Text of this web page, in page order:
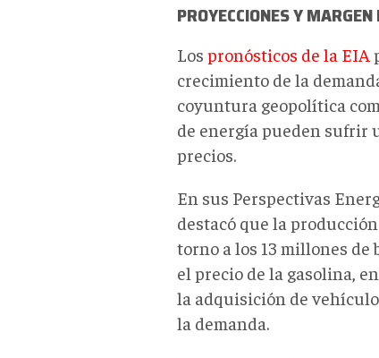
PROYECCIONES Y
Los pronósticos de la EIA
crecimiento de la
coyuntura geopolítica
de energía pueden sufrir
precios.
En sus Perspectivas
destacó que la
torno a los 13 millones de
el precio de la gasolina,
la adquisición de
la demanda.